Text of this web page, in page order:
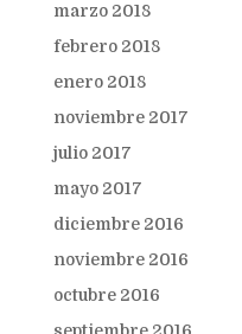
marzo 2018
febrero 2018
enero 2018
noviembre 2017
julio 2017
mayo 2017
diciembre 2016
noviembre 2016
octubre 2016